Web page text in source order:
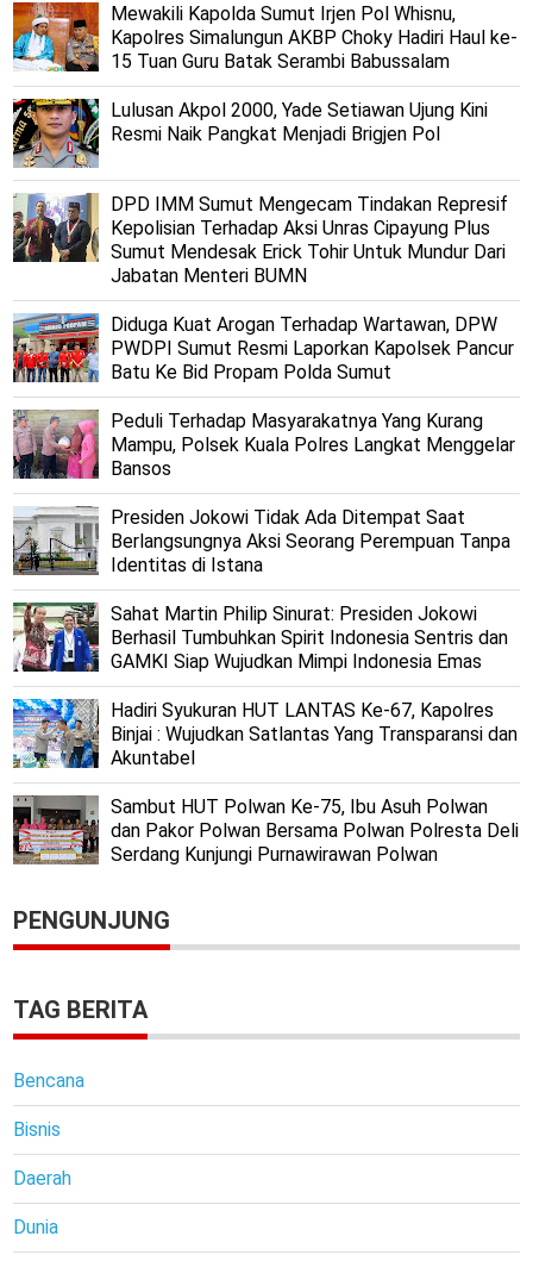
Mewakili Kapolda Sumut Irjen Pol Whisnu,
Kapolres Simalungun AKBP Choky Hadiri Haul ke-
15 Tuan Guru Batak Serambi Babussalam
Lulusan Akpol 2000, Yade Setiawan Ujung Kini
Resmi Naik Pangkat Menjadi Brigjen Pol
DPD IMM Sumut Mengecam Tindakan Represif
Kepolisian Terhadap Aksi Unras Cipayung Plus
Sumut Mendesak Erick Tohir Untuk Mundur Dari
Jabatan Menteri BUMN
Diduga Kuat Arogan Terhadap Wartawan, DPW
PWDPI Sumut Resmi Laporkan Kapolsek Pancur
Batu Ke Bid Propam Polda Sumut
Peduli Terhadap Masyarakatnya Yang Kurang
Mampu, Polsek Kuala Polres Langkat Menggelar
Bansos
Presiden Jokowi Tidak Ada Ditempat Saat
Berlangsungnya Aksi Seorang Perempuan Tanpa
Identitas di Istana
Sahat Martin Philip Sinurat: Presiden Jokowi
Berhasil Tumbuhkan Spirit Indonesia Sentris dan
GAMKI Siap Wujudkan Mimpi Indonesia Emas
Hadiri Syukuran HUT LANTAS Ke-67, Kapolres
Binjai : Wujudkan Satlantas Yang Transparansi dan
Akuntabel
Sambut HUT Polwan Ke-75, Ibu Asuh Polwan
dan Pakor Polwan Bersama Polwan Polresta Deli
Serdang Kunjungi Purnawirawan Polwan
PENGUNJUNG
TAG BERITA
Bencana
Bisnis
Daerah
Dunia